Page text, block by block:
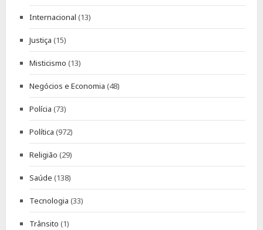
Internacional (13)
Justiça (15)
Misticismo (13)
Negócios e Economia (48)
Polícia (73)
Política (972)
Religião (29)
Saúde (138)
Tecnologia (33)
Trânsito (1)